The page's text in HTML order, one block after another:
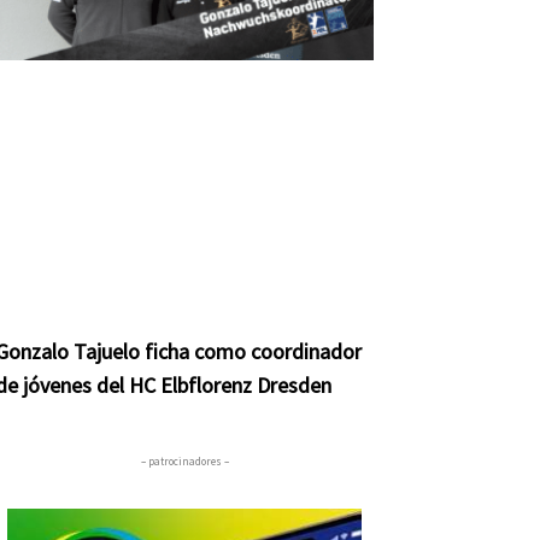
Tajuelo ficha como coordinador
jóvenes del HC Elbflorenz Dresden
– patrocinadores –